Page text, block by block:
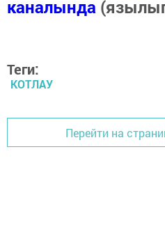
каналында
Теги:
КОТЛАУ
Перейти на